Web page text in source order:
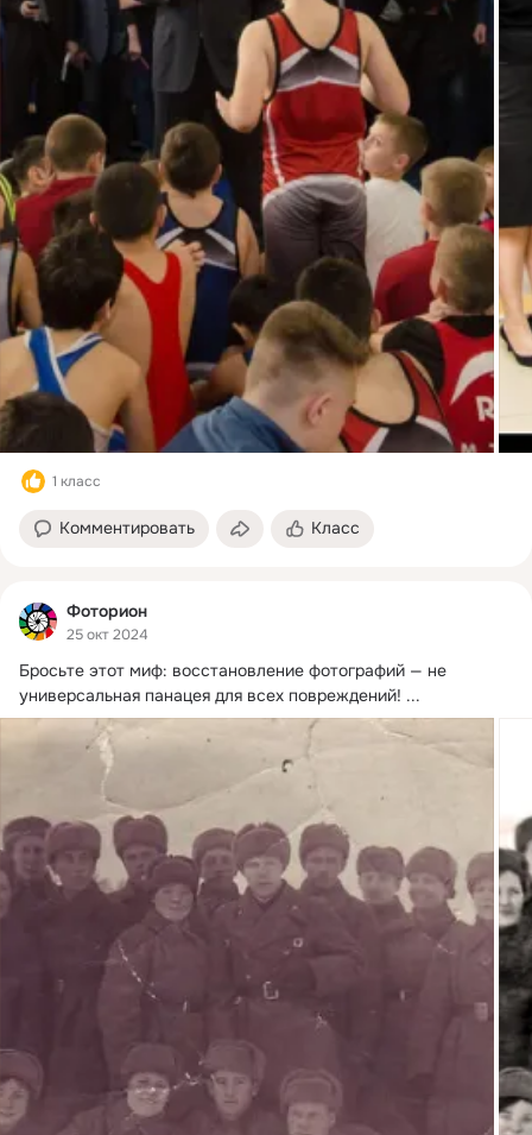
1 класс
Комментировать Класс
Фоторион
25 окт 2024
Бросьте этот миф: восстановление фотографий — не
универсальная панацея для всех повреждений! ...